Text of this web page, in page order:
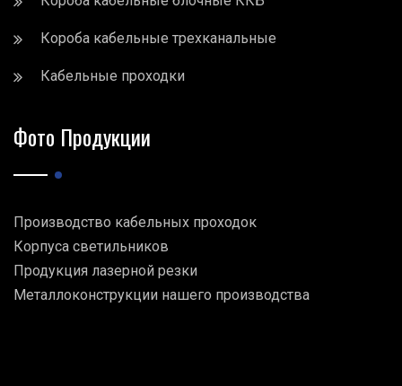
Короба кабельные трехканальные
Кабельные проходки
Фото Продукции
Производство кабельных проходок
Корпуса светильников
Продукция лазерной резки
Металлоконструкции нашего производства